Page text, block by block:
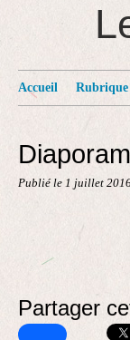
Accueil Rubrique
Publié le 1 juillet
Partager